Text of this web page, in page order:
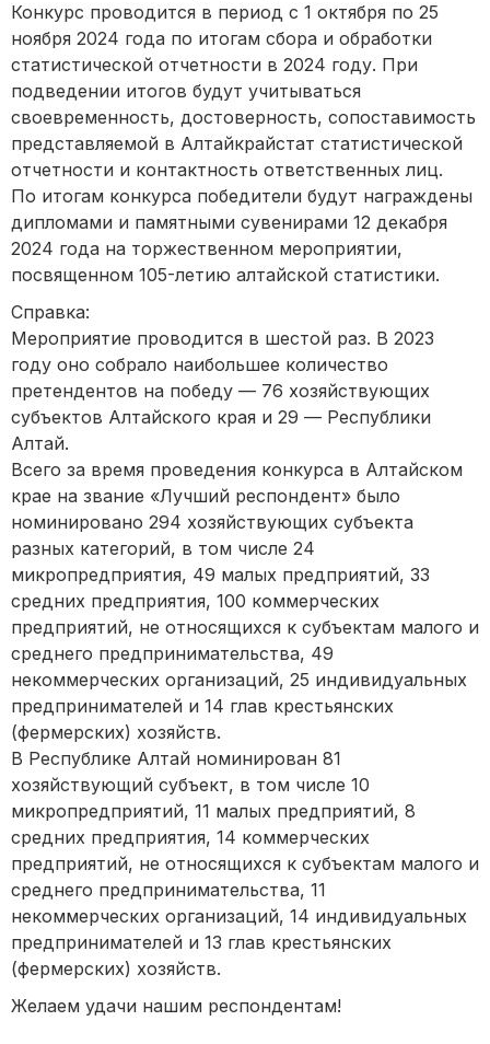
Конкурс проводится в период с 1 октября по 25
ноября 2024 года по итогам сбора и обработки
статистической отчетности в 2024 году. При
подведении итогов будут учитываться
своевременность, достоверность, сопоставимость
представляемой в Алтайкрайстат статистической
отчетности и контактность ответственных лиц.
По итогам конкурса победители будут награждены
дипломами и памятными сувенирами 12 декабря
2024 года на торжественном мероприятии,
посвященном 105-летию алтайской статистики.
Справка:
Мероприятие проводится в шестой раз. В 2023
году оно собрало наибольшее количество
претендентов на победу — 76 хозяйствующих
субъектов Алтайского края и 29 — Республики
Алтай.
Всего за время проведения конкурса в Алтайском
крае на звание «Лучший респондент» было
номинировано 294 хозяйствующих субъекта
разных категорий, в том числе 24
микропредприятия, 49 малых предприятий, 33
средних предприятия, 100 коммерческих
предприятий, не относящихся к субъектам малого и
среднего предпринимательства, 49
некоммерческих организаций, 25 индивидуальных
предпринимателей и 14 глав крестьянских
(фермерских) хозяйств.
В Республике Алтай номинирован 81
хозяйствующий субъект, в том числе 10
микропредприятий, 11 малых предприятий, 8
средних предприятия, 14 коммерческих
предприятий, не относящихся к субъектам малого и
среднего предпринимательства, 11
некоммерческих организаций, 14 индивидуальных
предпринимателей и 13 глав крестьянских
(фермерских) хозяйств.
Желаем удачи нашим респондентам!